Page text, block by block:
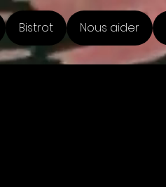
Bistrot Nous aider